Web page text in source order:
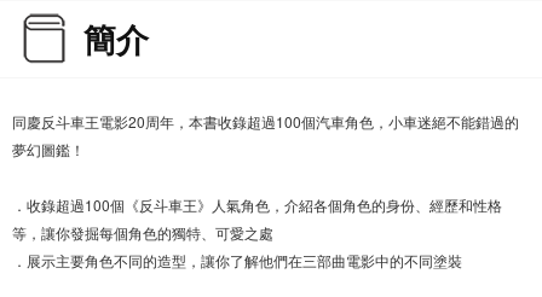
簡介
同慶反斗車王電影20周年，本書收錄超過100個汽車角色，小車迷絕不能錯過的
夢幻圖鑑！
．收錄超過100個《反斗車王》人氣角色，介紹各個角色的身份、經歷和性格
等，讓你發掘每個角色的獨特、可愛之處
．展示主要角色不同的造型，讓你了解他們在三部曲電影中的不同塗裝